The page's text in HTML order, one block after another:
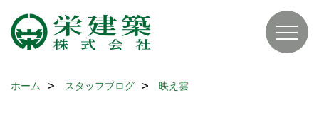
ホーム スタッフブログ 映え雲